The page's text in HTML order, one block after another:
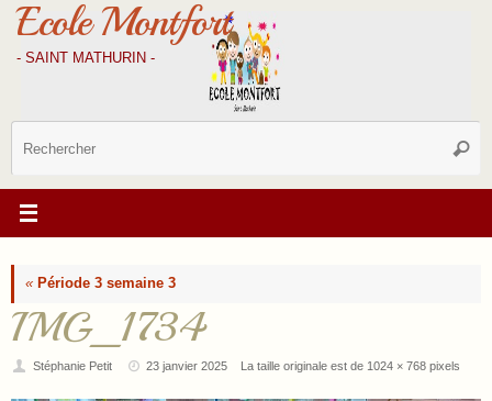
Passer
contenu
Ecole Montfort
- SAINT MATHURIN -
« Période 3 semaine 3
IMG_1734
Stéphanie Petit 23 janvier 2025 La taille originale est de 1024 × 768 pixels